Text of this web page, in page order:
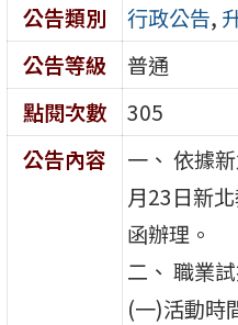
公告類別
行政公告,
公告等級
普通
點閱次數
305
公告內容
一、 依據
月23日新
函辦理。
二、 職業
(一)活動時